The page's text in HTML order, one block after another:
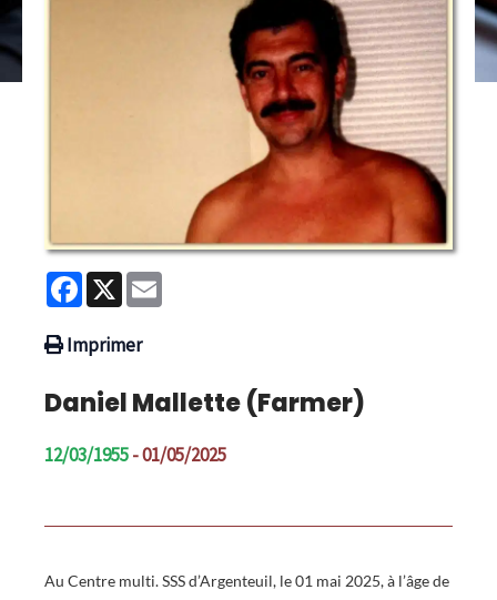
Facebook
X
Imprimer
Daniel Mallette (Farmer)
12/03/1955- 01/05/2025
Au Centre multi. SSS d’Argenteuil, le 01 mai 2025, à l’âge de